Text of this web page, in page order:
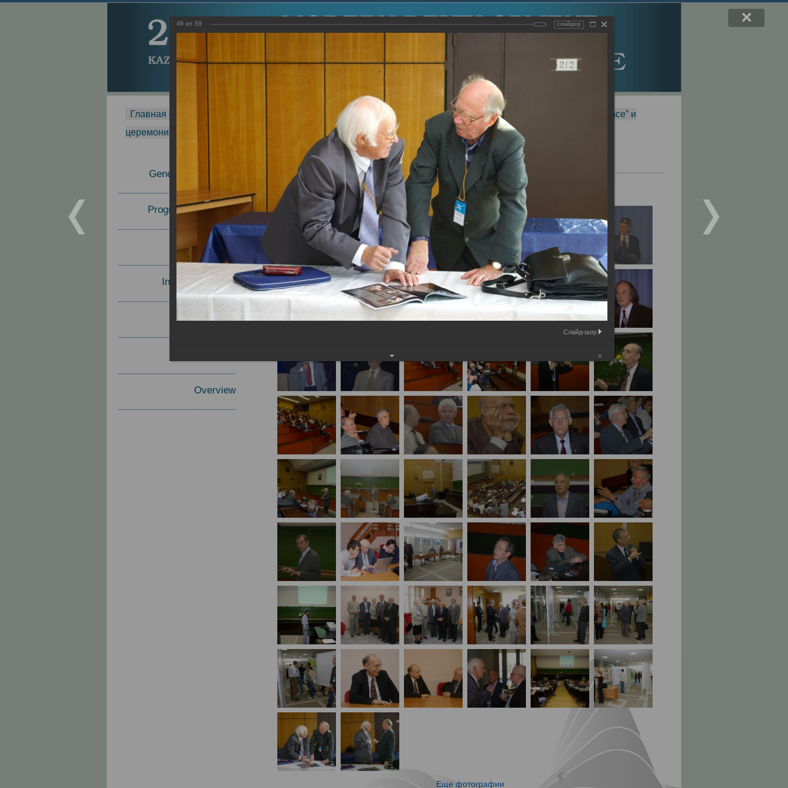
Главная страница
Международная конференция “Modern Development of Magnetic Resonance” и
церемонии вручения премии Zavoisky Award
- 2007 г.
General Information
Program Committee
Topics
Invited Speakers
Overview
Report
2007 г.
Еще фотографии
49 из 59 слайдер
Слайд-шоу: